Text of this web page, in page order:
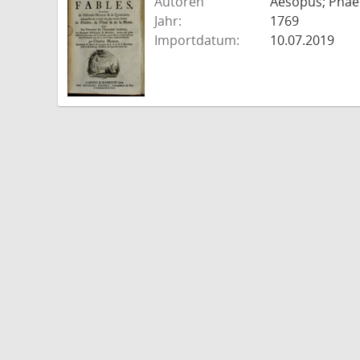
Jahr:
1769
Importdatum:
10.07.2019